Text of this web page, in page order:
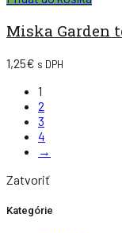
Miska Garden
1,25€ s DPH
1
2
3
4
→
Zatvoriť
Kategórie